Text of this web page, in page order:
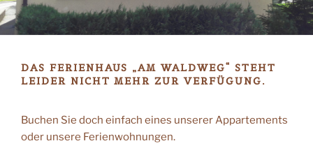
DAS FERIENHAUS „AM WALDWEG“ STEHT
LEIDER NICHT MEHR ZUR VERFÜGUNG.
Buchen Sie doch einfach eines unserer Appartements
oder unsere Ferienwohnungen.